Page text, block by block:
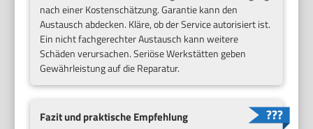
nach einer Kostenschätzung. Garantie kann den
Austausch abdecken. Kläre, ob der Service autorisiert ist.
Ein nicht fachgerechter Austausch kann weitere
Schäden verursachen. Seriöse Werkstätten geben
Gewährleistung auf die Reparatur.
Fazit und praktische Empfehlung